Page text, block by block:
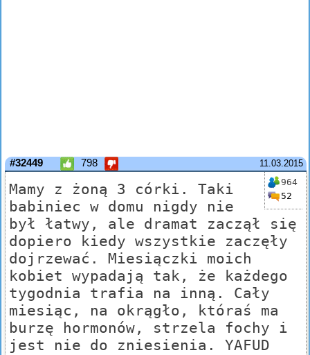
11.03.2015
#32449 798
964
52
Mamy z żoną 3 córki. Taki
babiniec w domu nigdy nie
był łatwy, ale dramat zaczął się
dopiero kiedy wszystkie zaczęły
dojrzewać. Miesiączki moich
kobiet wypadają tak, że każdego
tygodnia trafia na inną. Cały
miesiąc, na okrągło, któraś ma
burzę hormonów, strzela fochy i
jest nie do zniesienia. YAFUD